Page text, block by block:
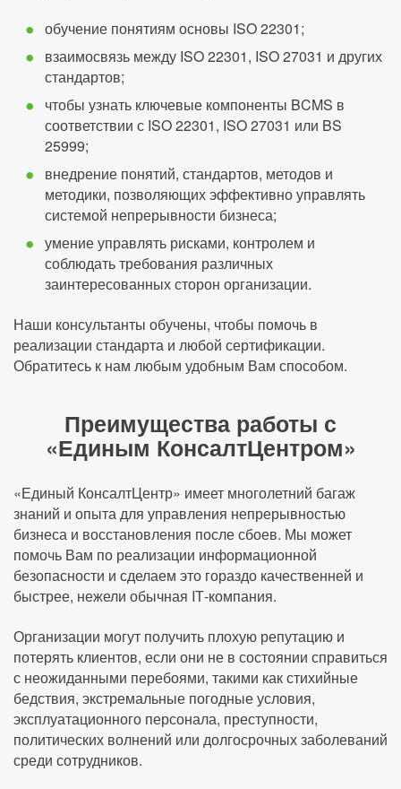
обучение понятиям основы ISO 22301;
взаимосвязь между ISO 22301, ISO 27031 и других
стандартов;
чтобы узнать ключевые компоненты BCMS в
соответствии с ISO 22301, ISO 27031 или BS
25999;
внедрение понятий, стандартов, методов и
методики, позволяющих эффективно управлять
системой непрерывности бизнеса;
умение управлять рисками, контролем и
соблюдать требования различных
заинтересованных сторон организации.
Наши консультанты обучены, чтобы помочь в
реализации стандарта и любой сертификации.
Обратитесь к нам любым удобным Вам способом.
Преимущества работы с
«Единым КонсалтЦентром»
«Единый КонсалтЦентр» имеет многолетний багаж
знаний и опыта для управления непрерывностью
бизнеса и восстановления после сбоев. Мы может
помочь Вам по реализации информационной
безопасности и сделаем это гораздо качественней и
быстрее, нежели обычная IТ-компания.
Организации могут получить плохую репутацию и
потерять клиентов, если они не в состоянии справиться
с неожиданными перебоями, такими как стихийные
бедствия, экстремальные погодные условия,
эксплуатационного персонала, преступности,
политических волнений или долгосрочных заболеваний
среди сотрудников.